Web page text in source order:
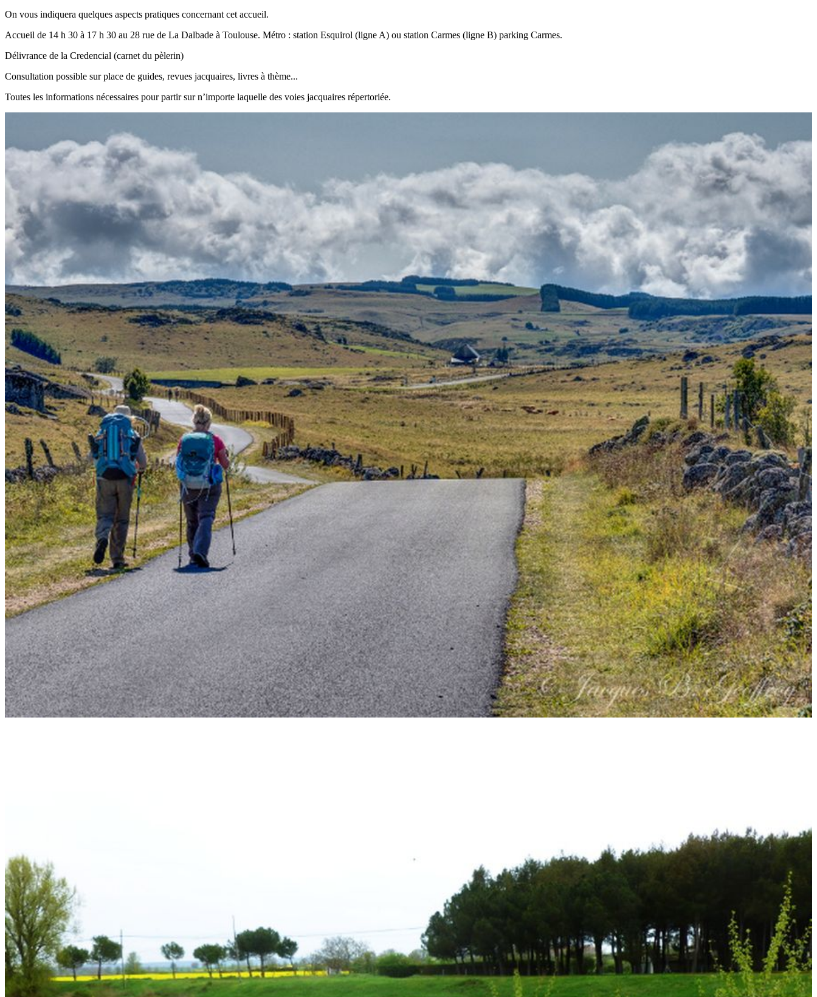
On vous indiquera quelques aspects pratiques concernant cet accueil.
Accueil de 14 h 30 à 17 h 30 au 28 rue de La Dalbade à Toulouse. Métro : station Esquirol (ligne A) ou station Carmes (ligne B) parking Carmes.
Délivrance de la Credencial (carnet du pèlerin)
Consultation possible sur place de guides, revues jacquaires, livres à thème...
Toutes les informations nécessaires pour partir sur n’importe laquelle des voies jacquaires répertoriée.